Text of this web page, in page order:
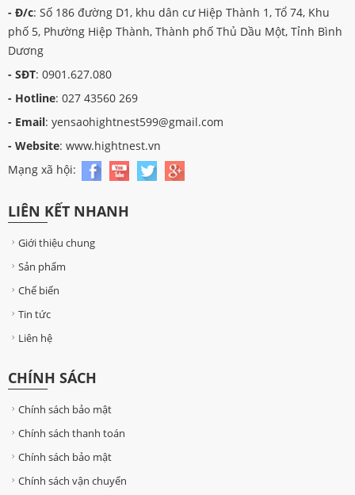
- Đ/c: Số 186 đường D1, khu dân cư Hiệp Thành 1, Tổ 74, Khu
phố 5, Phường Hiệp Thành, Thành phố Thủ Dầu Một, Tỉnh Bình
Dương
- SĐT: 0901.627.080
- Hotline: 027 43560 269
- Email: yensaohightnest599@gmail.com
- Website: www.hightnest.vn
Mạng xã hội:
LIÊN KẾT NHANH
Giới thiệu chung
Sản phẩm
Chế biến
Tin tức
Liên hệ
CHÍNH SÁCH
Chính sách bảo mật
Chính sách thanh toán
Chính sách bảo mật
Chính sách vận chuyển